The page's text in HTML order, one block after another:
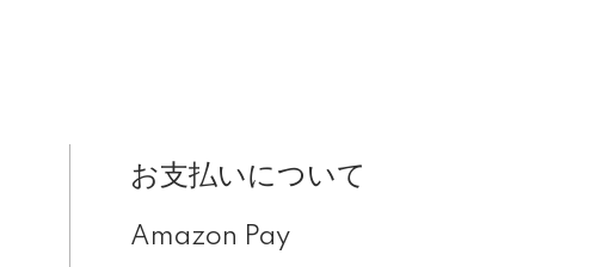
お支払いについて
Amazon Pay